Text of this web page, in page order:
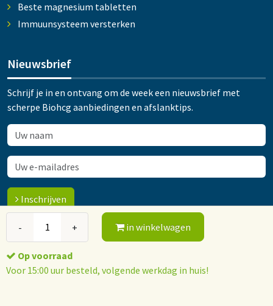
- + in winkelwagen
Op voorraad
Voor 15:00 uur besteld, volgende werkdag in huis!
Beste magnesium tabletten
Immuunsysteem versterken
Nieuwsbrief
Schrijf je in en ontvang om de week een nieuwsbrief met
scherpe Biohcg aanbiedingen en afslanktips.
Inschrijven
© 2015-2026 Orthokliniek Ootmarsum
Algemene voorwaarden
Privacy policy